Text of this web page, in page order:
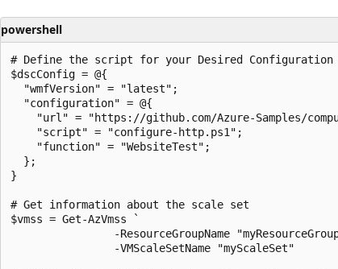
powershell
# Define the script for your Desired Configuration
$dscConfig = @{
  "wmfVersion" = "latest";
  "configuration" = @{
"url" = "https://github.com/Azure-Samples/
    "script" = "configure-http.ps1";
    "function" = "WebsiteTest";
  };
}
# Get information about the scale set
$vmss = Get-AzVmss `
-ResourceGroupName
                -VMScaleSetName "myScaleSet"